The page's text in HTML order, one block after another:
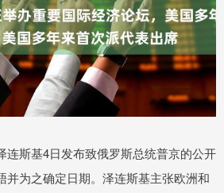
连斯基4日发布致俄罗斯总统普京的公开
并为之确定日期。泽连斯基主张欧洲和